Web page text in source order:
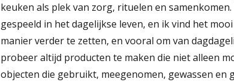
keuken als plek van zorg, rituelen en
gespeeld in het dagelijkse leven, en ik vind het
manier verder te zetten, en vooral om van
probeer altijd producten te maken die niet alleen
objecten die gebruikt, meegenomen, gewassen en